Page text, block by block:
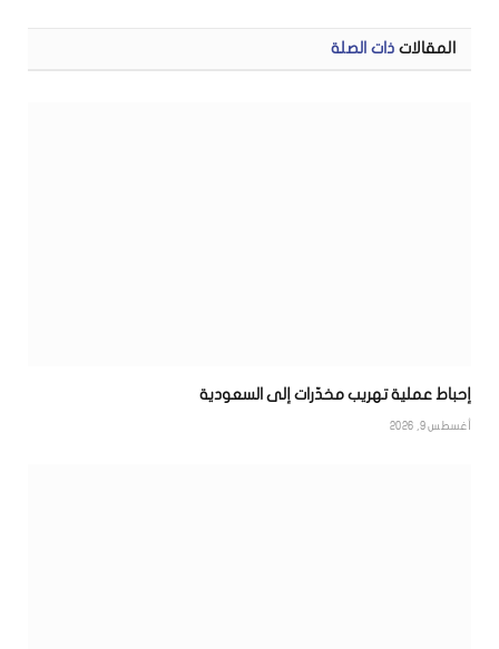
المقالات ذات الصلة
إحباط عملية تهريب مخدّرات إلى السعودية
أغسطس 9, 2026